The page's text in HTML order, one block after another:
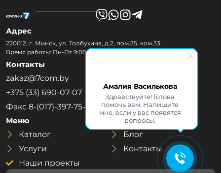
Амалия Василькова
Здравствуйте! Готова
помочь вам. Напишите
мне, если у вас появятся
вопросы.
Адрес
220012, г. Минск, ул. Толбухина, д.2, пом.35, ком.33
Время работы: Пн-Пт 9:00-18:00
Контакты
zakaz@7com.by
+375 (33) 690-07-07
Факс 8-(017)-397-75-77
Меню
Каталог
Услуги
Наши проекты
Блог
Контакты